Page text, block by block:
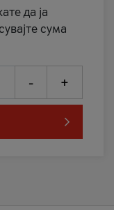
да ја
сума
- +